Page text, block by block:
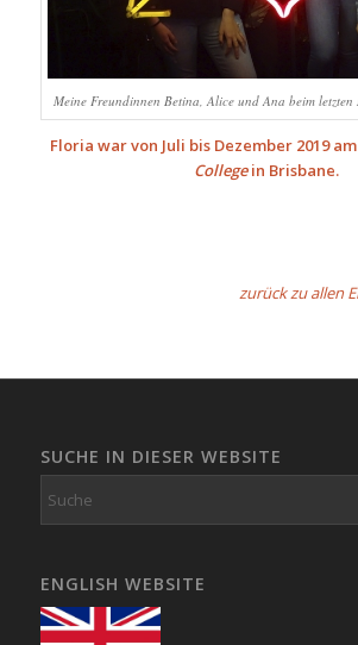
Meine Freundinnen Betina, Alice und Ana beim
Floria war von Juli bis Dezember 2019 am
Collegein Brisbane.
zurück zu allen
SUCHE IN DIESER WEBSITE
ENGLISH WEBSITE